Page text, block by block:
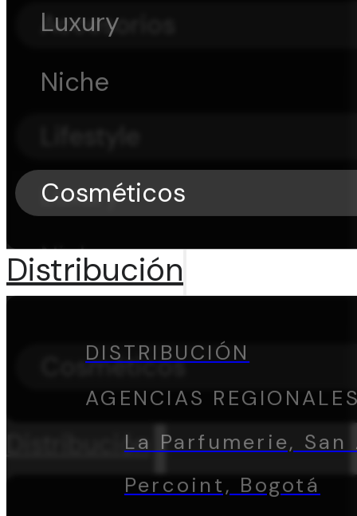
Accesorios
Luxury
Niche
Cosméticos
Distribución
Luxury
Niche
Cosméticos
Distribución
DISTRIBUCIÓN
AGENCIAS
La Parfumerie,
Percoint, Bogotá